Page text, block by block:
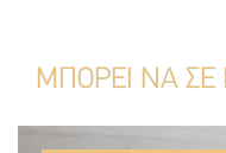
ΜΠΟΡΕΙ ΝΑ ΣΕ